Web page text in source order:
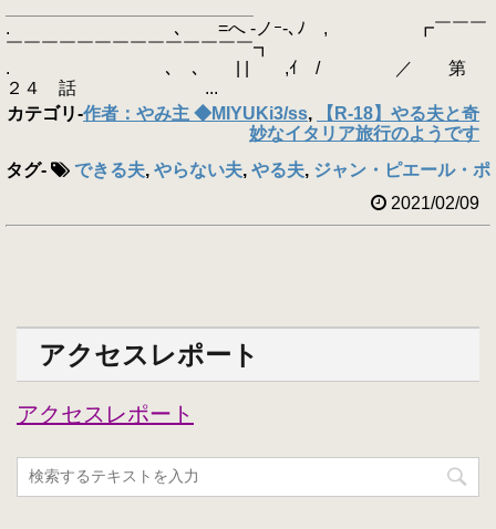
. ､ ゝ=へ -ノｰ-､ﾉ , ┏￣￣￣
￣￣￣￣￣￣￣￣￣￣￣￣￣￣┓
. ､ ､ゝ | | ,ｲ / ／ 第
２４ 話 ...
カテゴリ-作者：やみ主 ◆MIYUKi3/ss,
【R-18】やる夫と奇
妙なイタリア旅行のようです
タグ- できる夫, やらない夫, やる夫, ジャン・ピエール・ポ
2021/02/09
アクセスレポート
アクセスレポート